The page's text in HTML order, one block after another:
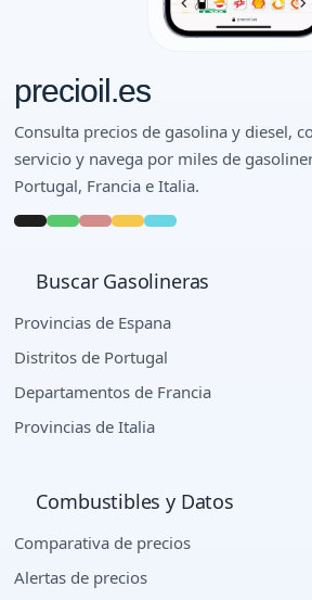
precioil.es
Consulta precios de gasolina y diesel,
servicio y navega por miles de
Portugal, Francia e Italia.
Buscar Gasolineras
Provincias de Espana
Distritos de Portugal
Departamentos de Francia
Provincias de Italia
Combustibles y Datos
Comparativa de precios
Alertas de precios